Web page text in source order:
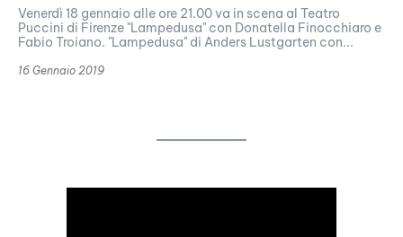
Venerdì 18 gennaio alle ore 21.00 va in scena al Teatro
Puccini di Firenze "Lampedusa" con Donatella Finocchiaro e
Fabio Troiano. "Lampedusa" di Anders Lustgarten con...
16 Gennaio 2019